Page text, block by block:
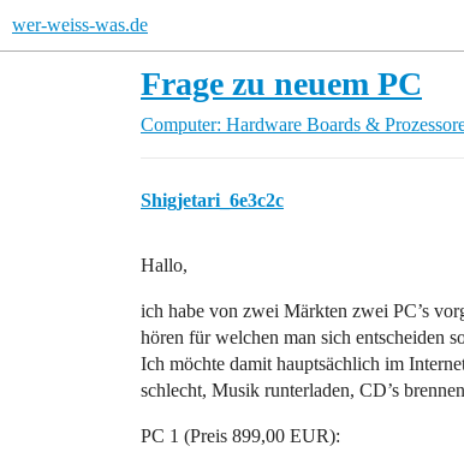
wer-weiss-was.de
Frage zu neuem PC
Computer: Hardware Boards &
Shigjetari_6e3c2c
Hallo,
ich habe von zwei Märkten zwei PC’s
hören für welchen man sich entscheiden
Ich möchte damit hauptsächlich im
schlecht, Musik runterladen, CD’s
PC 1 (Preis 899,00 EUR):